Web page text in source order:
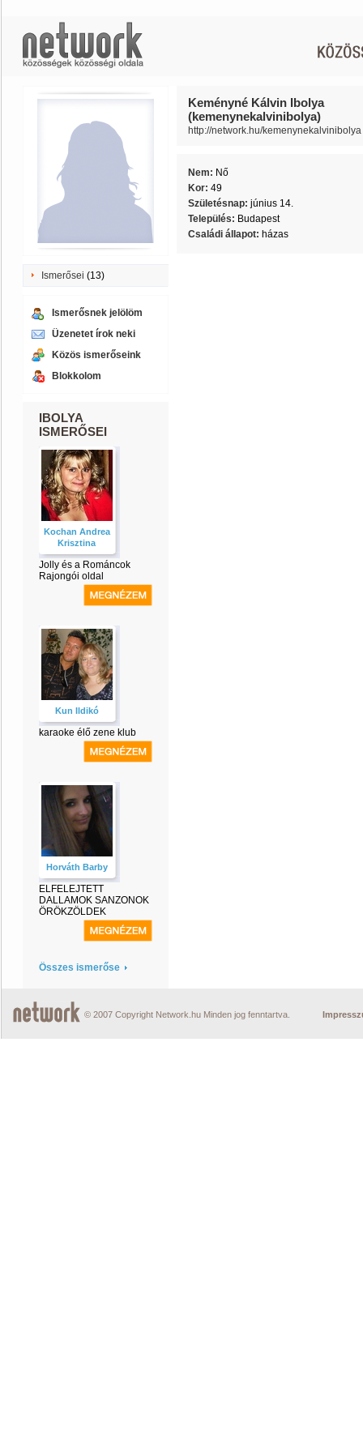
Ismerősei (13)
Ismerősnek jelölöm
Üzenetet írok neki
Közös ismerőseink
Blokkolom
IBOLYA
ISMERŐSEI
Kochan Andrea
Krisztina
Jolly és a Románcok
Rajongói oldal
Kun Ildikó
karaoke élő zene klub
Horváth Barby
ELFELEJTETT
DALLAMOK SANZONOK
ÖRÖKZÖLDEK
Összes ismerőse
Keményné Kálvin Ibolya
(kemenynekalvinibolya)
http://network.hu/kemenynekalvinibolya
Nem: Nő
Kor: 49
Születésnap: június 14.
Település: Budapest
Családi állapot: házas
© 2007 Copyright Network.hu Minden jog fenntartva.